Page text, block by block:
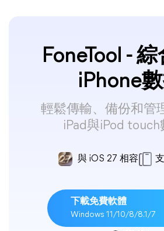
FoneTool -
iPhone
輕鬆傳輸、備份和管
iPad與iPod touch
與 iOS 27 相容
下載免費軟體
Windows 11/10/8/8.1/7